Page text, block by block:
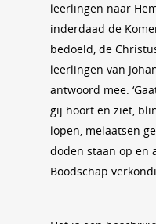
leerlingen naar
inderdaad de
bedoeld, de
leerlingen van
antwoord mee:
gij hoort en ziet,
lopen, melaatsen
doden staan op en
Boodschap